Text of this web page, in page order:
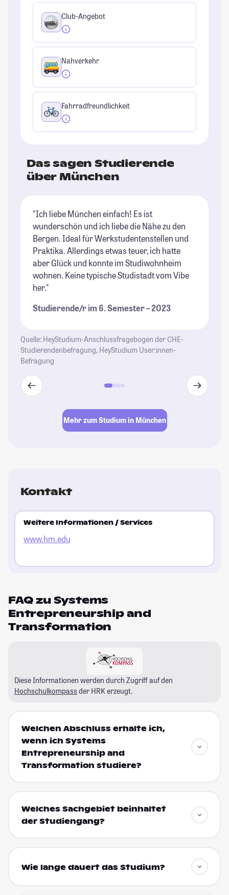
Club-Angebot
Nahverkehr
Fahrradfreundlichkeit
Das sagen Studierende
über München
"Ich liebe München einfach! Es ist
wunderschön und ich liebe die Nähe zu den
Bergen. Ideal für Werkstudentenstellen und
Praktika. Allerdings etwas teuer, ich hatte
aber Glück und konnte im Studiwohnheim
wohnen. Keine typische Studistadt vom Vibe
her."
Studierende/r im 6. Semester – 2023
Quelle: HeyStudium-Anschlussfragebogen der CHE-
Studierendenbefragung, HeyStudium User:innen-
Befragung
Mehr zum Studium in München
Kontakt
Weitere Informationen / Services
www.hm.edu
FAQ zu Systems
Entrepreneurship and
Transformation
Diese Informationen werden durch Zugriff auf den
Hochschulkompass der HRK erzeugt.
Welchen Abschluss erhalte ich,
wenn ich Systems
Entrepreneurship and
Transformation studiere?
Welches Sachgebiet beinhaltet
der Studiengang?
Wie lange dauert das Studium?